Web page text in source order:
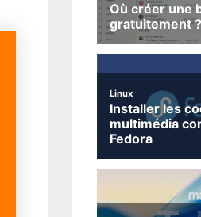
Où créer une
gratuitement ?
Linux
Installer les
multimédia
Fedora